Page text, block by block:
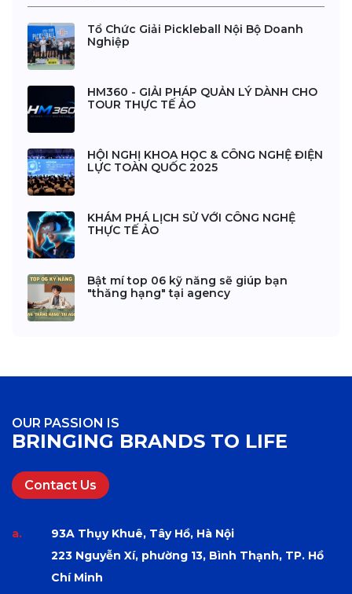
Tổ Chức Giải Pickleball Nội Bộ Doanh
Nghiệp
HM360 - GIẢI PHÁP QUẢN LÝ DÀNH CHO
TOUR THỰC TẾ ẢO
HỘI NGHỊ KHOA HỌC & CÔNG NGHỆ ĐIỆN
LỰC TOÀN QUỐC 2025
KHÁM PHÁ LỊCH SỬ VỚI CÔNG NGHỆ
THỰC TẾ ẢO
Bật mí top 06 kỹ năng sẽ giúp bạn
"thăng hạng" tại agency
OUR PASSION IS
BRINGING BRANDS TO LIFE
Contact Us
a.
93A Thụy Khuê, Tây Hồ, Hà Nội
223 Nguyễn Xí, phường 13, Bình Thạnh, TP. Hồ
Chí Minh